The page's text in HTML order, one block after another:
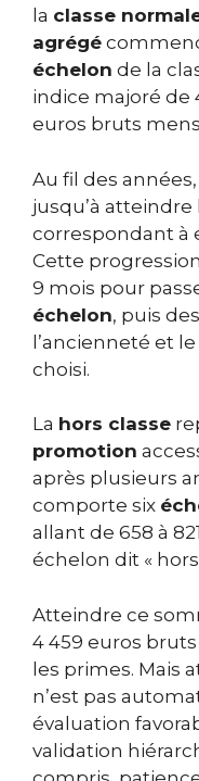
la classe
agrégé
échelon de la
indice majoré de
euros bruts
Au fil des
jusqu’à atteindre
correspondant à
Cette
9 mois pour
échelon, puis
l’ancienneté et
choisi.
La hors classe
promotion
après plusieurs
comporte six
allant de 658 à
échelon dit « hors
Atteindre ce
4 459 euros
les primes. Mais
n’est pas
évaluation
validation